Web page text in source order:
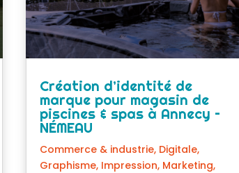
Création d’identité de
marque pour magasin de
piscines & spas à Annecy –
NÉMEAU
Commerce & industrie, Digitale,
Graphisme, Impression, Marketing,